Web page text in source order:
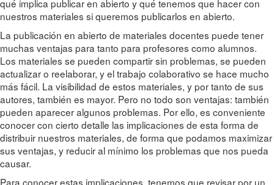
qué implica publicar en abierto y qué tenemos que hacer con
nuestros materiales si queremos publicarlos en abierto.
La publicación en abierto de materiales docentes puede tener
muchas ventajas para tanto para profesores como alumnos.
Los materiales se pueden compartir sin problemas, se pueden
actualizar o reelaborar, y el trabajo colaborativo se hace mucho
más fácil. La visibilidad de estos materiales, y por tanto de sus
autores, también es mayor. Pero no todo son ventajas: también
pueden aparecer algunos problemas. Por ello, es conveniente
conocer con cierto detalle las implicaciones de esta forma de
distribuir nuestros materiales, de forma que podamos maximizar
sus ventajas, y reducir al mínimo los problemas que nos pueda
causar.
Para conocer estas implicaciones, tenemos que revisar por un